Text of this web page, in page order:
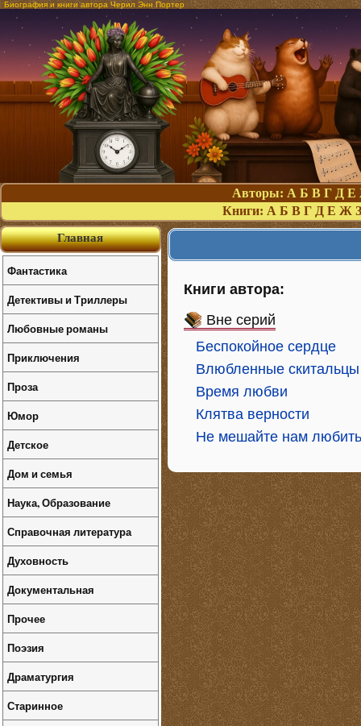
Биография и книги автора Черил Энн Портер
Авторы: А Б В Г Д Е
Книги: А Б В Г Д Е Ж З
Книги автора:
Вне серий
Беспокойное сердце
Влюбленные скитальцы
Время любви
Клятва верности
Не мешайте нам
Главная
Фантастика
Детективы и Триллеры
Любовные романы
Приключения
Проза
Юмор
Детское
Дом и семья
Наука, Образование
Справочная литература
Духовность
Документальная
Прочее
Поэзия
Драматургия
Старинное